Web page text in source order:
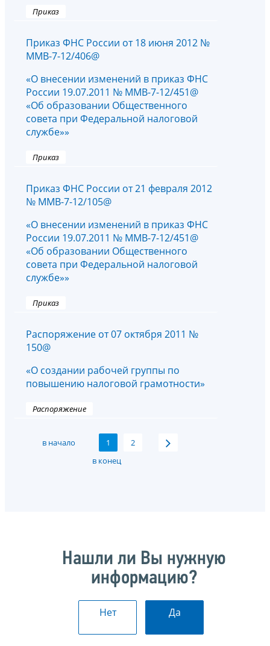
Приказ
Приказ ФНС России от 18 июня 2012 №
ММВ-7-12/406@
«О внесении изменений в приказ ФНС
России 19.07.2011 № ММВ-7-12/451@
«Об образовании Общественного
совета при Федеральной налоговой
службе»»
Приказ
Приказ ФНС России от 21 февраля 2012
№ ММВ-7-12/105@
«О внесении изменений в приказ ФНС
России 19.07.2011 № ММВ-7-12/451@
«Об образовании Общественного
совета при Федеральной налоговой
службе»»
Приказ
Распоряжение от 07 октября 2011 №
150@
«О создании рабочей группы по
повышению налоговой грамотности»
Распоряжение
в начало 1
2
в конец
Нашли ли Вы нужную
информацию?
Нет Да